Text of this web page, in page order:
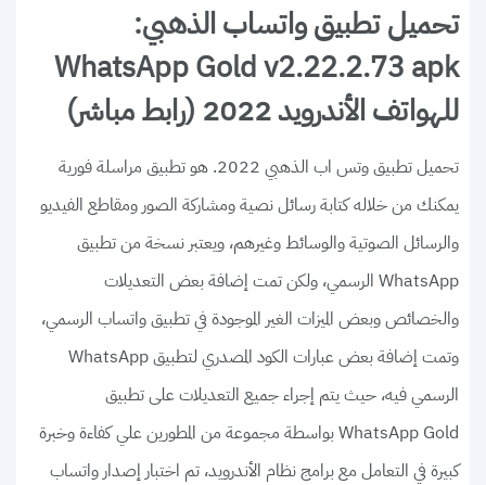
تحميل تطبيق واتساب الذهبي:
WhatsApp Gold v2.22.2.73 apk
للهواتف الأندرويد 2022 (رابط مباشر)
تحميل تطبيق وتس اب الذهبي 2022. هو تطبيق مراسلة فورية
يمكنك من خلاله كتابة رسائل نصية ومشاركة الصور ومقاطع الفيديو
والرسائل الصوتية والوسائط وغيرهم، ويعتبر نسخة من تطبيق
WhatsApp الرسمي، ولكن تمت إضافة بعض التعديلات
والخصائص وبعض الميزات الغير الموجودة في تطبيق واتساب الرسمي،
وتمت إضافة بعض عبارات الكود المصدري لتطبيق WhatsApp
الرسمي فيه، حيث يتم إجراء جميع التعديلات على تطبيق
WhatsApp Gold بواسطة مجموعة من المطورين علي كفاءة وخبرة
كبيرة في التعامل مع برامج نظام الأندرويد، تم اختبار إصدار واتساب